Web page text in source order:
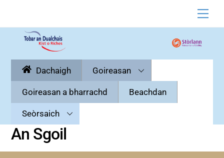
content
Dachaigh Goireasan
Goireasan a bharrachd Beachdan
Seòrsaich
An Sgoil